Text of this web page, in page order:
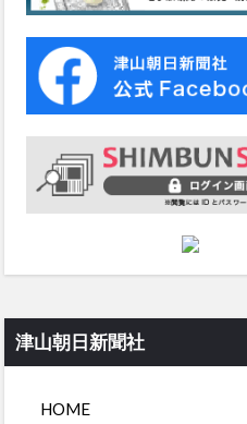
津山朝日新聞社
HOME